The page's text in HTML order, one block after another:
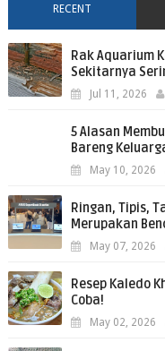
RECENT
Rak Aquarium
Sekitarnya
Jul 11, 2026
5 Alasan
Bareng
May 10, 2026
Ringan, Tipis,
Merupakan
May 07, 2026
Resep Kaledo
Coba!
May 02, 2026